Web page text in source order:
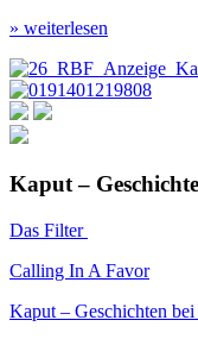
» weiterlesen
Kaput –
Das Filter
Calling In A Favor
Kaput – Geschichten